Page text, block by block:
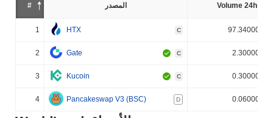
# المصدر Volume 24h (%)
1 HTX C 97.340000%
2 Gate C 2.300000%
3 Kucoin C 0.300000%
4 Pancakeswap V3 (BSC) D 0.060000%